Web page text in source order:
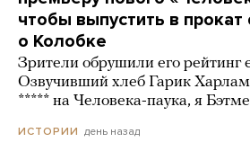
чтобы выпустить в
о Колобке
Зрители обрушили его
Озвучивший хлеб Гарик
***** на Человека-паука, я
ИСТОРИИ день назад